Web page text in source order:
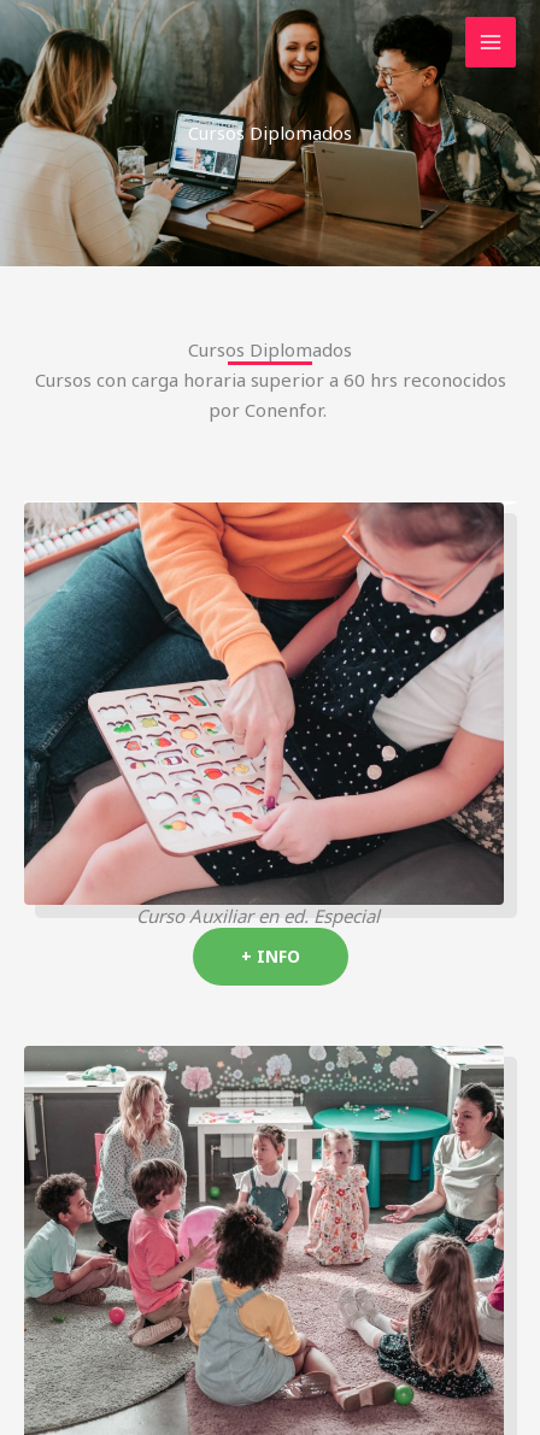
Skip
to
content
Cursos Diplomados
Cursos Diplomados
Cursos con carga horaria superior a 60 hrs reconocidos
por Conenfor.
Curso Auxiliar en ed. Especial
+ INFO